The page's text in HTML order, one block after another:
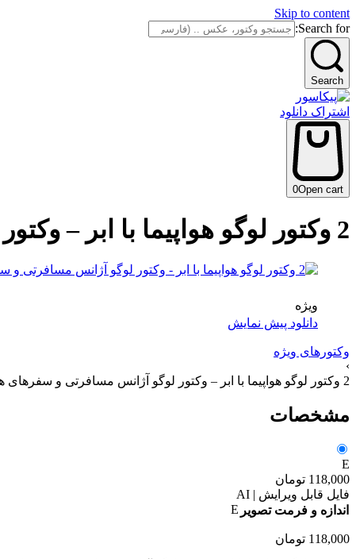
Skip to content
Search for:
Search
اشتراک دانلود
0Open cart
2 وکتور لوگو هواپیما با ابر – وکتور لوگو آژانس مسافرتی و سفرهای هوایی
ویژه
دانلود پیش نمایش
وکتورهای ویژه
›
2 وکتور لوگو هواپیما با ابر – وکتور لوگو آژانس مسافرتی و سفرهای هوایی
مشخصات
E
118,000 تومان
فایل قابل ویرایش | AI
اندازه و فرمت تصویر E
118,000 تومان